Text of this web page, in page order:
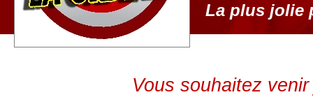
Vous souhaitez
La plus jolie